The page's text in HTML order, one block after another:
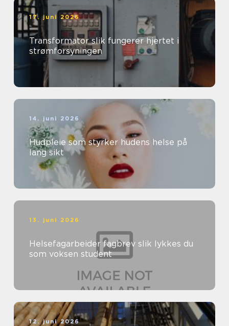
17. juni 2026
Transformator slik fungerer hjertet i
strømforsyningen
14. juni 2026
Hudpleie som styrker hudens helse på
lang sikt
13. juni 2026
Helsefagarbeider fagbrev slik lykkes du
som voksen student
12. juni 2026